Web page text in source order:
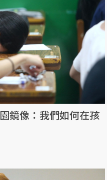
鏡像：我們如何在孩